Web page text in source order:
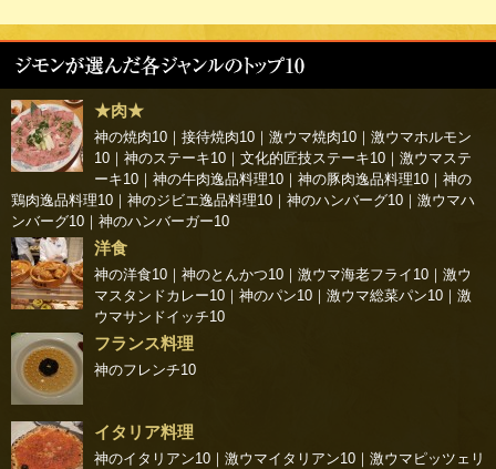
★肉★
神の焼肉10 ｜ 接待焼肉10 ｜ 激ウマ焼肉10 ｜ 激ウマホルモン
10 ｜ 神のステーキ10 ｜ 文化的匠技ステーキ10 ｜ 激ウマステ
ーキ10 ｜ 神の牛肉逸品料理10 ｜ 神の豚肉逸品料理10 ｜ 神の
鶏肉逸品料理10 ｜ 神のジビエ逸品料理10 ｜ 神のハンバーグ10 ｜ 激ウマハ
ンバーグ10 ｜ 神のハンバーガー10
洋食
神の洋食10 ｜ 神のとんかつ10 ｜ 激ウマ海老フライ10 ｜ 激ウ
マスタンドカレー10 ｜ 神のパン10 ｜ 激ウマ総菜パン10 ｜ 激
ウマサンドイッチ10
フランス料理
神のフレンチ10
イタリア料理
神のイタリアン10 ｜ 激ウマイタリアン10 ｜ 激ウマピッツェリ